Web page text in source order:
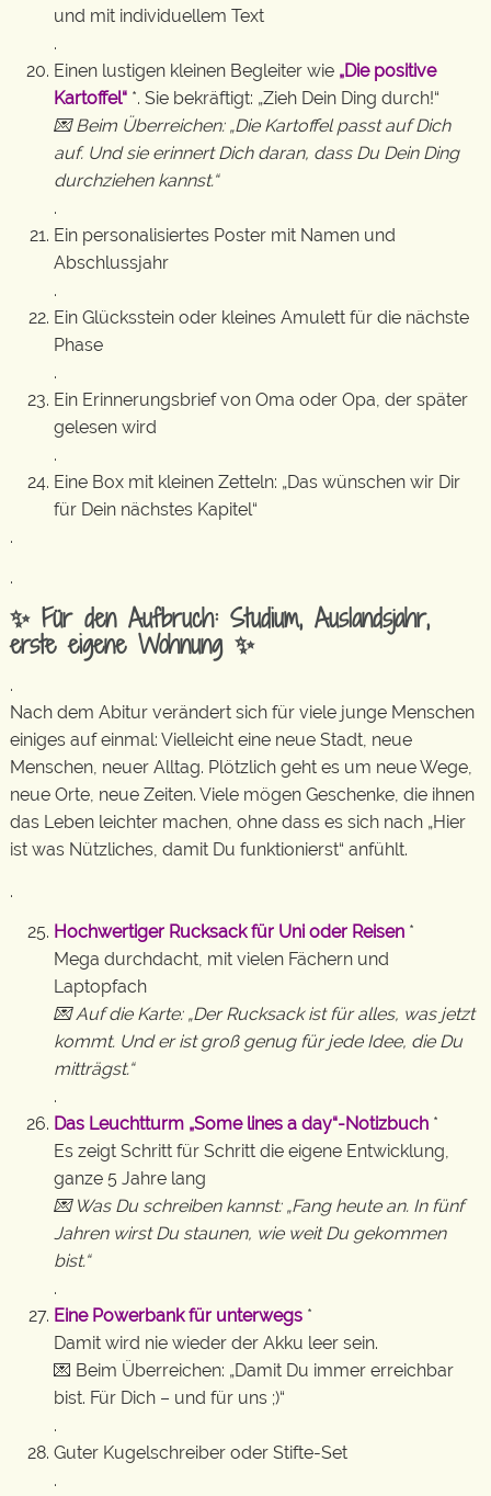
und mit individuellem Text
.
Einen lustigen kleinen Begleiter wie „Die positive
Kartoffel“ *. Sie bekräftigt: „Zieh Dein Ding durch!“
💌 Beim Überreichen: „Die Kartoffel passt auf Dich
auf. Und sie erinnert Dich daran, dass Du Dein Ding
durchziehen kannst.“
.
Ein personalisiertes Poster mit Namen und
Abschlussjahr
.
Ein Glücksstein oder kleines Amulett für die nächste
Phase
.
Ein Erinnerungsbrief von Oma oder Opa, der später
gelesen wird
.
Eine Box mit kleinen Zetteln: „Das wünschen wir Dir
für Dein nächstes Kapitel“
.
.
✨ Für den Aufbruch: Studium, Auslandsjahr,
erste eigene Wohnung ✨
.
Nach dem Abitur verändert sich für viele junge Menschen
einiges auf einmal: Vielleicht eine neue Stadt, neue
Menschen, neuer Alltag. Plötzlich geht es um neue Wege,
neue Orte, neue Zeiten. Viele mögen Geschenke, die ihnen
das Leben leichter machen, ohne dass es sich nach „Hier
ist was Nützliches, damit Du funktionierst“ anfühlt.
.
Hochwertiger Rucksack für Uni oder Reisen *
Mega durchdacht, mit vielen Fächern und
Laptopfach
💌 Auf die Karte: „Der Rucksack ist für alles, was jetzt
kommt. Und er ist groß genug für jede Idee, die Du
mitträgst.“
.
Das Leuchtturm „Some lines a day“-Notizbuch *
Es zeigt Schritt für Schritt die eigene Entwicklung,
ganze 5 Jahre lang
💌 Was Du schreiben kannst: „Fang heute an. In fünf
Jahren wirst Du staunen, wie weit Du gekommen
bist.“
.
Eine Powerbank für unterwegs *
Damit wird nie wieder der Akku leer sein.
💌 Beim Überreichen: „Damit Du immer erreichbar
bist. Für Dich – und für uns ;)“
.
Guter Kugelschreiber oder Stifte-Set
.